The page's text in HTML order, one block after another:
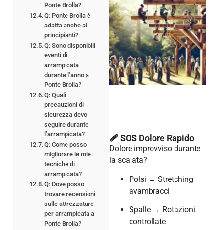
Ponte Brolla?
Q: Ponte Brolla è
adatta anche ai
principianti?
Q: Sono disponibili
eventi di
arrampicata
durante l’anno a
Ponte Brolla?
Q: Quali
precauzioni di
sicurezza devo
seguire durante
l’arrampicata?
Q: Come posso
migliorare le mie
tecniche di
arrampicata?
Q: Dove posso
trovare recensioni
sulle attrezzature
per arrampicata a
Ponte Brolla?
🩹 SOS Dolore Rapido
Dolore improvviso durante
la scalata?
Polsi → Stretching
avambracci
Spalle → Rotazioni
controllate